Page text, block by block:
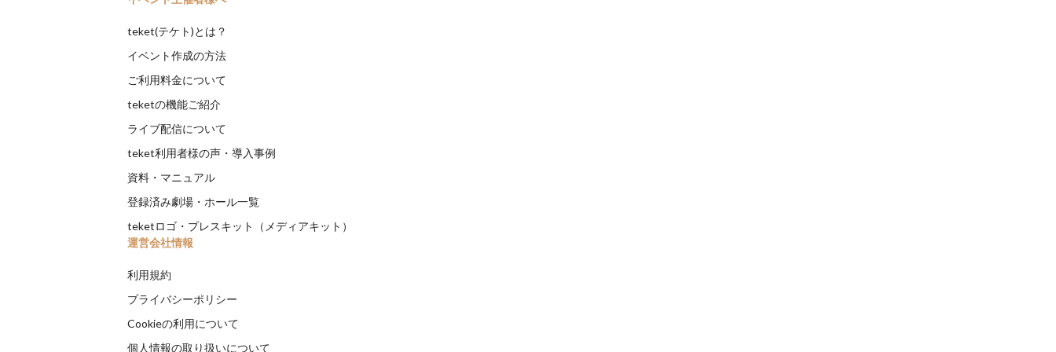
teket(テケト)とは？
イベント作成の方法
ご利用料金について
teketの機能ご紹介
ライブ配信について
teket利用者様の声・導入事例
資料・マニュアル
登録済み劇場・ホール一覧
teketロゴ・プレスキット（メディアキット）
運営会社情報
利用規約
プライバシーポリシー
Cookieの利用について
個人情報の取り扱いについて